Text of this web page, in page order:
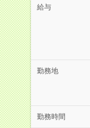
給与
勤務地
勤務時間